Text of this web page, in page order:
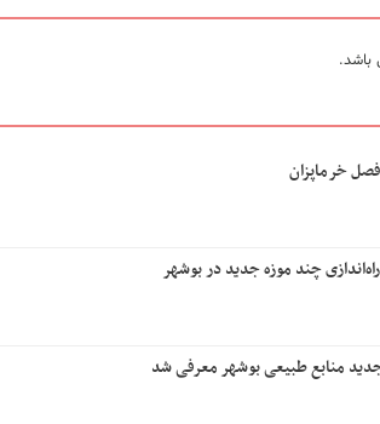
خرماپزان
چند موزه جدید در بوشهر
منابع طبیعی بوشهر معرفی شد